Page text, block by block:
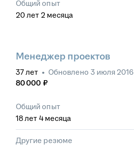
Общий опыт
20 лет 2 месяца
Менеджер проектов
37лет • Обновлено 3 июля 2016
80 000 ₽
Общий опыт
18лет 4 месяца
Другие резюме